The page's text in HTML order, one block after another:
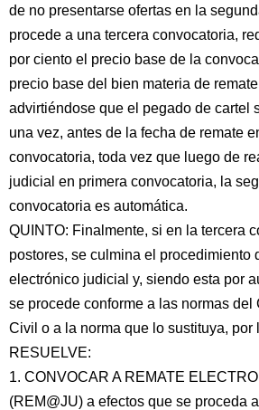
de no presentarse ofertas en la
procede a una tercera convocatoria,
por ciento el precio base de la
precio base del bien materia de
advirtiéndose que el pegado de cartel
una vez, antes de la fecha de remate
convocatoria, toda vez que luego de
judicial en primera convocatoria, la
convocatoria es automática.
QUINTO: Finalmente, si en la tercera
postores, se culmina el procedimiento
electrónico judicial y, siendo esta por
se procede conforme a las normas del
Civil o a la norma que lo sustituya, por
RESUELVE:
1. CONVOCAR A REMATE
(REM@JU) a efectos que se proceda